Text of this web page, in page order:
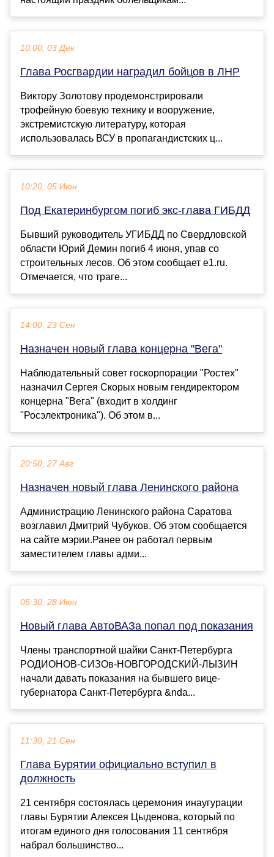
10:00, 03 Дек
Глава Росгвардии наградил бойцов в ЛНР
Виктору Золотову продемонстрировали
трофейную боевую технику и вооружение,
экстремистскую литературу, которая
использовалась ВСУ в пропагандистских ц...
10:20, 05 Июн
Под Екатеринбургом погиб экс-глава ГИБДД
Бывший руководитель УГИБДД по Свердловской
области Юрий Демин погиб 4 июня, упав со
строительных лесов. Об этом сообщает e1.ru.
Отмечается, что траге...
14:00, 23 Сен
Назначен новый глава концерна "Вега"
Наблюдательный совет госкорпорации "Ростех"
назначил Сергея Скорых новым гендиректором
концерна "Вега" (входит в холдинг
"Росэлектроника"). Об этом в...
20:50, 27 Авг
Назначен новый глава Ленинского района
Администрацию Ленинского района Саратова
возглавил Дмитрий Чубуков. Об этом сообщается
на сайте мэрии.Ранее он работал первым
заместителем главы адми...
05:30, 28 Июн
Новый глава АвтоВАЗа попал под показания
Члены транспортной шайки Санкт-Петербурга
РОДИОНОВ-СИЗОв-НОВГОРОДСКИЙ-ЛЫЗИН
начали давать показания на бывшего вице-
губернатора Санкт-Петербурга &nda...
11:30, 21 Сен
Глава Бурятии официально вступил в
должность
21 сентября состоялась церемония инаугурации
главы Бурятии Алексея Цыденова, который по
итогам единого дня голосования 11 сентября
набрал большинство...